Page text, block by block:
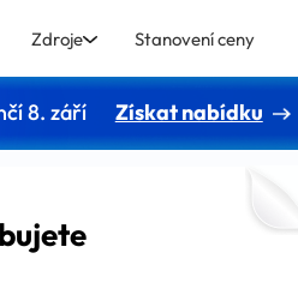
Zdroje Stanovení ceny
8. září Získat nabídku